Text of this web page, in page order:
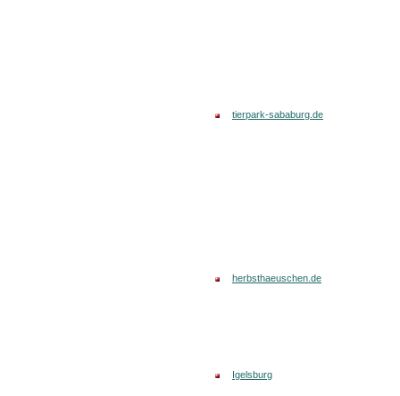
tierpark-sababurg.de
herbsthaeuschen.de
Igelsburg